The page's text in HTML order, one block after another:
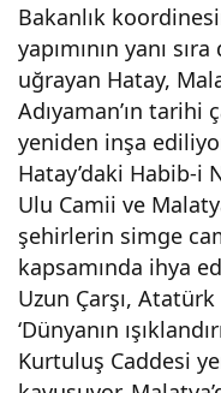
Bakanlık
yapımının yanı
uğrayan Hatay,
Adıyaman’ın tarihi
yeniden inşa
Hatay’daki Habib-i
Ulu Camii ve
şehirlerin simge
kapsamında ihya
Uzun Çarşı,
‘Dünyanın
Kurtuluş Caddesi